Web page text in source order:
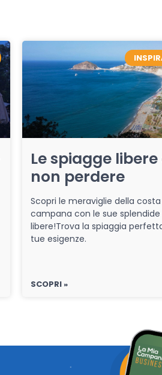
Le spiagge
non perdere
Scopri le meraviglie della costa
campana con le sue splendide
libere!Trova la spiaggia
tue esigenze.
SCOPRI »